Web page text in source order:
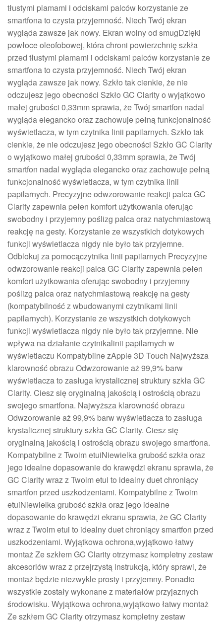
tłustymi plamami i odciskami palców korzystanie ze
smartfona to czysta przyjemność. Niech Twój ekran
wygląda zawsze jak nowy. Ekran wolny od smugDzięki
powłoce oleofobowej, która chroni powierzchnię szkła
przed tłustymi plamami i odciskami palców korzystanie ze
smartfona to czysta przyjemność. Niech Twój ekran
wygląda zawsze jak nowy. Szkło tak cienkie, że nie
odczujesz jego obecności Szkło GC Clarity o wyjątkowo
małej grubości 0,33mm sprawia, że Twój smartfon nadal
wygląda elegancko oraz zachowuje pełną funkcjonalność
wyświetlacza, w tym czytnika linii papilarnych. Szkło tak
cienkie, że nie odczujesz jego obecności Szkło GC Clarity
o wyjątkowo małej grubości 0,33mm sprawia, że Twój
smartfon nadal wygląda elegancko oraz zachowuje pełną
funkcjonalność wyświetlacza, w tym czytnika linii
papilarnych. Precyzyjne odwzorowanie reakcji palca GC
Clarity zapewnia pełen komfort użytkowania oferując
swobodny i przyjemny poślizg palca oraz natychmiastową
reakcję na gesty. Korzystanie ze wszystkich dotykowych
funkcji wyświetlacza nigdy nie było tak przyjemne.
Odblokuj za pomocączytnika linii papilarnych Precyzyjne
odwzorowanie reakcji palca GC Clarity zapewnia pełen
komfort użytkowania oferując swobodny i przyjemny
poślizg palca oraz natychmiastową reakcję na gesty
(kompatybilność z wbudowanymi czytnikami linii
papilarnych). Korzystanie ze wszystkich dotykowych
funkcji wyświetlacza nigdy nie było tak przyjemne. Nie
wpływa na działanie czytnikalinii papilarnych w
wyświetlaczu Kompatybilne zApple 3D Touch Najwyższa
klarowność obrazu Odwzorowanie aż 99,9% barw
wyświetlacza to zasługa krystalicznej struktury szkła GC
Clarity. Ciesz się oryginalną jakością i ostrością obrazu
swojego smartfona. Najwyższa klarowność obrazu
Odwzorowanie aż 99,9% barw wyświetlacza to zasługa
krystalicznej struktury szkła GC Clarity. Ciesz się
oryginalną jakością i ostrością obrazu swojego smartfona.
Kompatybilne z Twoim etuiNiewielka grubość szkła oraz
jego idealne dopasowanie do krawędzi ekranu sprawia, że
GC Clarity wraz z Twoim etui to idealny duet chroniący
smartfon przed uszkodzeniami. Kompatybilne z Twoim
etuiNiewielka grubość szkła oraz jego idealne
dopasowanie do krawędzi ekranu sprawia, że GC Clarity
wraz z Twoim etui to idealny duet chroniący smartfon przed
uszkodzeniami. Wyjątkowa ochrona,wyjątkowo łatwy
montaż Ze szkłem GC Clarity otrzymasz kompletny zestaw
akcesoriów wraz z przejrzystą instrukcją, który sprawi, że
montaż będzie niezwykle prosty i przyjemny. Ponadto
wszystkie zostały wykonane z materiałów przyjaznych
środowisku. Wyjątkowa ochrona,wyjątkowo łatwy montaż
Ze szkłem GC Clarity otrzymasz kompletny zestaw